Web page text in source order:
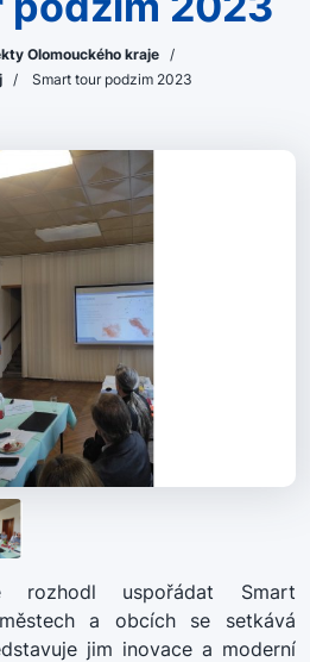
Olomouckého kraje /
/ Smart tour podzim 2023
rozhodl uspořádat Smart
a obcích se setkává
jim inovace a moderní